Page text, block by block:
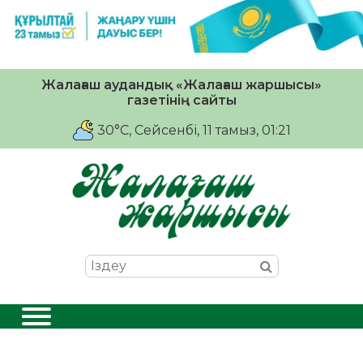
Жалағаш аудандық «Жалағаш жаршысы»
газетінің сайты
30°C, Сейсенбі, 11 тамыз, 01:21